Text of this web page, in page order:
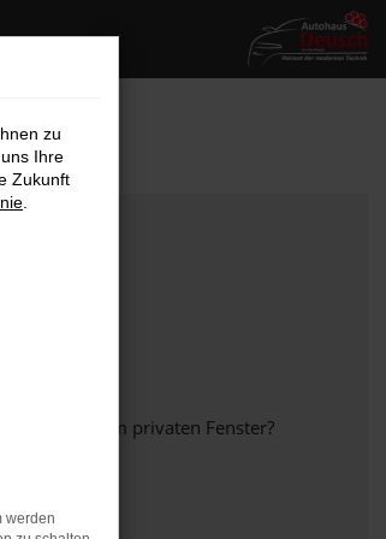
oder in einem privaten Fenster?
zu
Ihre
Zukunft
werden